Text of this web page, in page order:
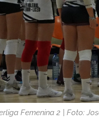
Femenina 2 | Foto: